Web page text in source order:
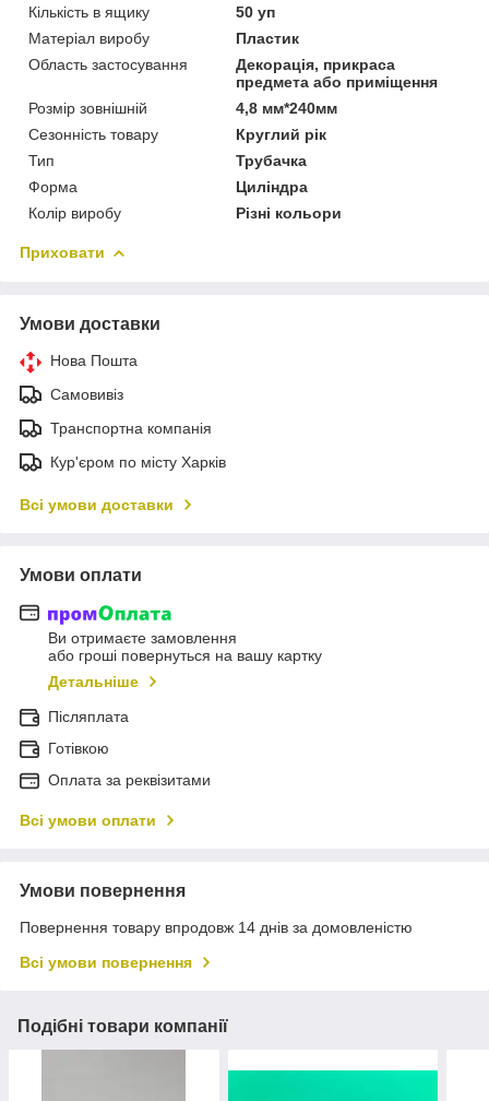
Кількість в ящику
50 уп
Матеріал виробу
Пластик
Область застосування
Декорація, прикраса
предмета або приміщення
Розмір зовнішній
4,8 мм*240мм
Сезонність товару
Круглий рік
Тип
Трубачка
Форма
Циліндра
Колір виробу
Різні кольори
Приховати
Умови доставки
Нова Пошта
Самовивіз
Транспортна компанія
Кур'єром по місту Харків
Всі умови доставки
Умови оплати
Ви отримаєте замовлення
або гроші повернуться на вашу картку
Детальніше
Післяплата
Готівкою
Оплата за реквізитами
Всі умови оплати
Умови повернення
Повернення товару впродовж 14 днів за домовленістю
Всі умови повернення
Подібні товари компанії